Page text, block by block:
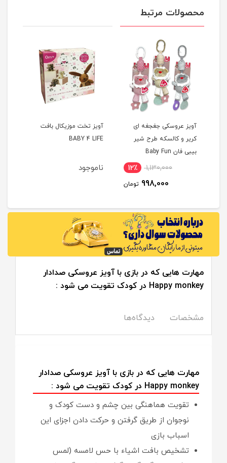
محصولات مرتبط
آویز عروسکی جغجغه ای
کریر و کالسکه طرح شیر
بیبی فان Baby Fun
1,130,000 12٪
998,000 تومان
آویز تخت موزیکال بافت
BABY 4 LIFE
ناموجود
مهارت هایی که در بازی با آویز عروسکی صدادار
Happy monkey در کودک تقویت می شود :
مشخصات دیدگاه‌ها
مهارت هایی که در بازی با آویز عروسکی صدادار
Happy monkey در کودک تقویت می شود :
تقویت هماهنگی بین چشم و دست کودک و
نوجوان از طریق گرفتن و حرکت دادن اجزای این
اسباب بازی
تشخیص بافت اشیاء با حس لامسه (لمس